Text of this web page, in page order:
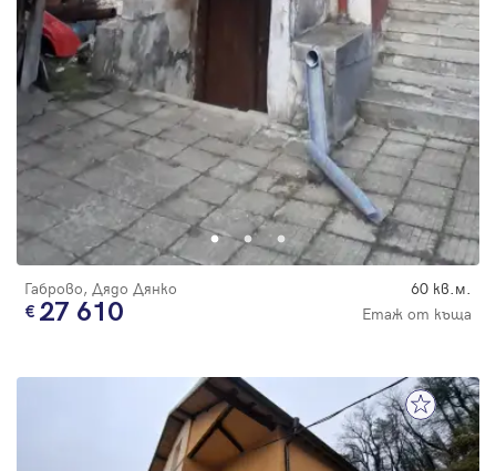
Габрово, Дядо Дянко 60 кв.м.
27 610 Етаж от къща